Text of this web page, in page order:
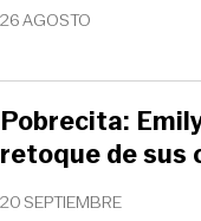
26 AGOSTO
20 SEPTIEMBRE
Pobrecita:
retoque de sus